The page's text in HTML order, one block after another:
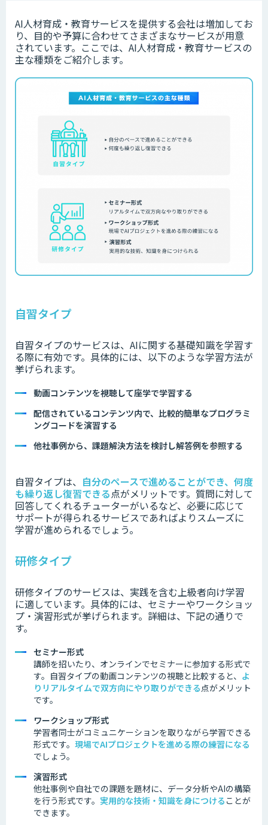
AI人材育成・教育サービスを提供する会社は増加してお
り、目的や予算に合わせてさまざまなサービスが用意
されています。 ここでは、AI人材育成・教育サービスの
主な種類をご紹介します。
自習タイプ
自習タイプのサービスは、AIに関する基礎知識を学習す
る際に有効です。具体的には、以下のような学習方法が
挙げられます。
動画コンテンツを視聴して座学で学習する
配信されているコンテンツ内で、比較的簡単なプログラミ
ングコードを演習する
他社事例から、課題解決方法を検討し解答例を参照する
自習タイプは、 自分のペースで進めることができ、何度
も繰り返し復習できる点がメリットです。質問に対して
回答してくれるチューターがいるなど、必要に応じて
サポートが得られるサービスであればよりスムーズに
学習が進められるでしょう。
研修タイプ
研修タイプのサービスは、実践を含む上級者向け学習
に適しています。具体的には、セミナーやワークショッ
プ・演習形式が挙げられます。詳細は、下記の通りで
す。
セミナー形式
講師を招いたり、オンラインでセミナーに参加する形式で
す。 自習タイプの動画コンテンツの視聴と比較すると、 よ
り リアルタイムで双方向にやり取りができる点がメリット
です。
ワークショップ形式
学習者同士がコミュニケーションを取りながら学習できる
形式です。 現場でAIプロジェクトを進める際の練習になる
でしょう。
演習形式
他社事例や自社での課題を題材に、データ分析やAIの構築
を行う形式です。 実用的な技術・知識を身につける ことが
できます。